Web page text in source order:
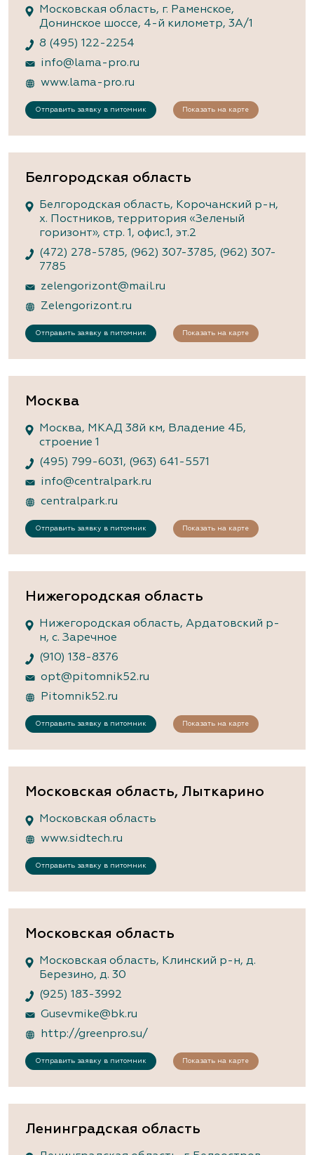
Московская область, г. Раменское,
Донинское шоссе, 4-й километр, 3А/1
8 (495) 122-2254
info@lama-pro.ru
www.lama-pro.ru
Отправить заявку в питомник Показать на карте
Белгородская область
Белгородская область, Корочанский р-н,
х. Постников, территория «Зеленый
горизонт», стр. 1, офис.1, эт.2
(472) 278-5785, (962) 307-3785, (962) 307-
7785
zelengorizont@mail.ru
Zelengorizont.ru
Отправить заявку в питомник Показать на карте
Москва
Москва, МКАД 38й км, Владение 4Б,
строение 1
(495) 799-6031 , (963) 641-5571
info@centralpark.ru
centralpark.ru
Отправить заявку в питомник Показать на карте
Нижегородская область
Нижегородская область, Ардатовский р-
н, с. Заречное
(910) 138-8376
opt@pitomnik52.ru
Pitomnik52.ru
Отправить заявку в питомник Показать на карте
Московская область, Лыткарино
Московская область
www.sidtech.ru
Отправить заявку в питомник
Московская область
Московская область, Клинский р-н, д.
Березино, д. 30
(925) 183-3992
Gusevmike@bk.ru
http://greenpro.su/
Отправить заявку в питомник Показать на карте
Ленинградская область